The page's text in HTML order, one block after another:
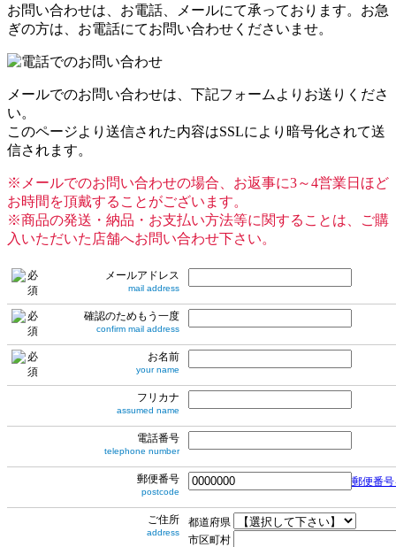
お問い合わせは、お電話、メールにて承っております。お急
ぎの方は、お電話にてお問い合わせくださいませ。
メールでのお問い合わせは、下記フォームよりお送りくださ
い。
このページより送信された内容はSSLにより暗号化されて送
信されます。
※メールでのお問い合わせの場合、お返事に3～4営業日ほど
お時間を頂戴することがございます。
※商品の発送・納品・お支払い方法等に関することは、ご購
入いただいた店舗へお問い合わせ下さい。
メールアドレス
mail address
確認のためもう一度
confirm mail address
お名前
your name
フリカナ
assumed name
電話番号
telephone number
郵便番号
postcode
郵便番
ご住所
address
都道府県
市区町村